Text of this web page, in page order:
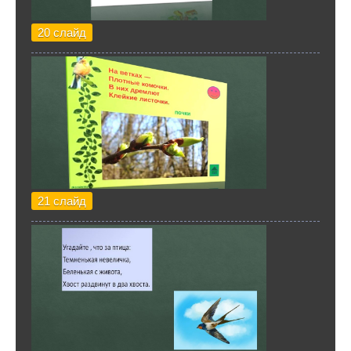
20 слайд
21 слайд